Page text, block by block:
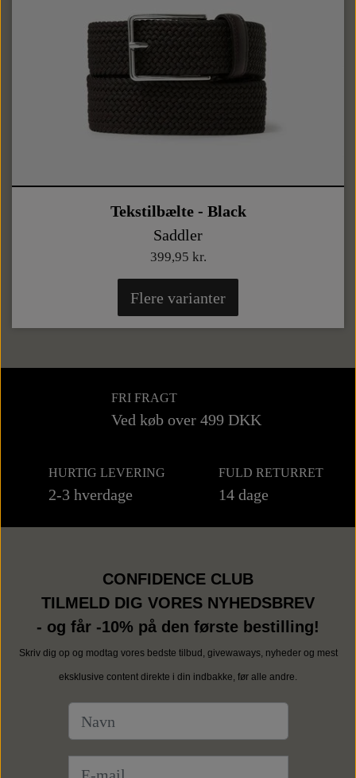
Tekstilbælte - Black
Saddler
399,95 kr.
Flere varianter
FRI FRAGT
Ved køb over 499 DKK
HURTIG LEVERING
2-3 hverdage
FULD RETURRET
14 dage
CONFIDENCE CLUB
TILMELD DIG VORES NYHEDSBREV
- og får -10% på den første bestilling!
Skriv dig op og modtag vores bedste tilbud, givewaways, nyheder og mest
eksklusive content direkte i din indbakke, før alle andre.